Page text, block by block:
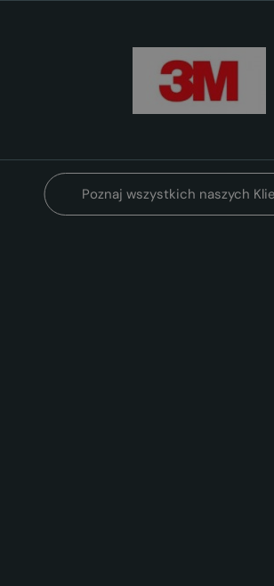
Poznaj wszystkich naszych